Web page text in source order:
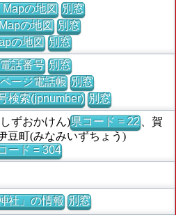
Mapの地図 別窓
の地図 別窓
の地図 別窓
話番号 別窓
ージ電話帳 別窓
検索(jpnumber) 別窓
ずおかけん)県コード = 22、賀
豆町(みなみいずちょう)
ード = 304
社」の情報 別窓